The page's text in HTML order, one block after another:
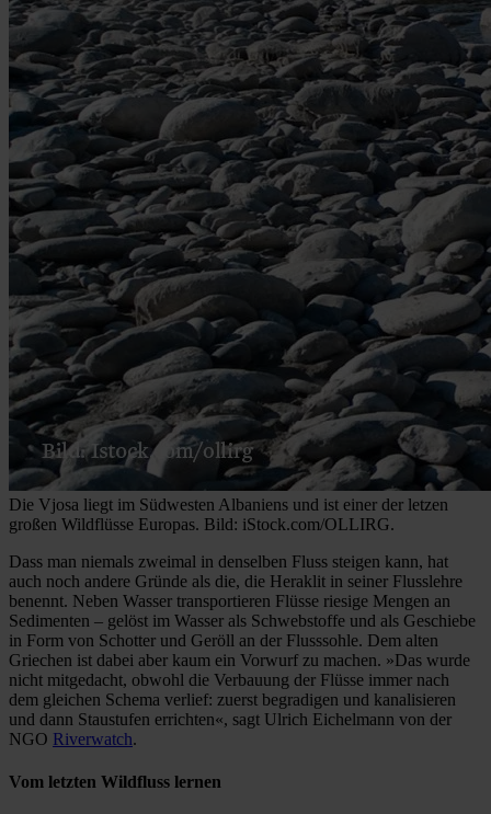
Die Vjosa liegt im Südwesten Albaniens und ist einer der letzen
großen Wildflüsse Europas. Bild: iStock.com/OLLIRG.
Dass man niemals zweimal in denselben Fluss steigen kann, hat
auch noch andere Gründe als die, die Heraklit in seiner Flusslehre
benennt. Neben Wasser transportieren Flüsse riesige Mengen an
Sedimenten – gelöst im Wasser als Schwebstoffe und als Geschiebe
in Form von Schotter und Geröll an der Flusssohle. Dem alten
Griechen ist dabei aber kaum ein Vorwurf zu machen. »Das wurde
nicht mitgedacht, obwohl die Verbauung der Flüsse immer nach
dem gleichen Schema verlief: zuerst begradigen und kanalisieren
und dann Staustufen errichten«, sagt Ulrich Eichelmann von der
NGO Riverwatch.
Vom letzten Wildfluss lernen